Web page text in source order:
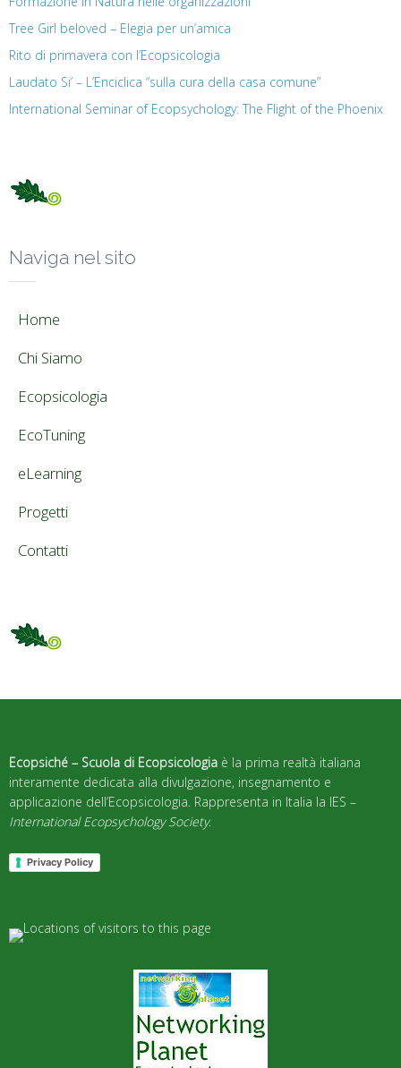
Tree Girl beloved – Elegia per un’amica
Rito di primavera con l’Ecopsicologia
Laudato Si’ – L’Enciclica “sulla cura della casa comune”
International Seminar of Ecopsychology: The Flight of the Phoenix
Naviga nel sito
Home
Chi Siamo
Ecopsicologia
EcoTuning
eLearning
Progetti
Contatti
Ecopsiché – Scuola di Ecopsicologia è la prima realtà italiana
interamente dedicata alla divulgazione, insegnamento e
applicazione dell’Ecopsicologia. Rappresenta in Italia la IES –
International Ecopsychology Society.
Privacy Policy